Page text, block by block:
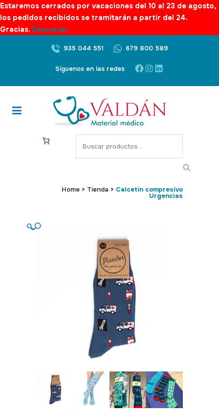
Estaremos cerrados por vacaciones del 10 al 23 de agosto,
los pedidos recibidos se tramitarán a partir del 24.
Gracias. Descartar
935 044 551 679 800 589
Síguenos en las redes Facebook
Instagram
LinkedIn
S
e
c
Home > Tienda > Calcetín compresivo
Urgencias
🔍